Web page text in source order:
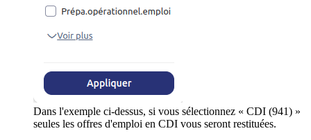
Dans l'exemple ci-dessus, si vous sélectionnez « CDI (941) »
seules les offres d'emploi en CDI vous seront restituées.